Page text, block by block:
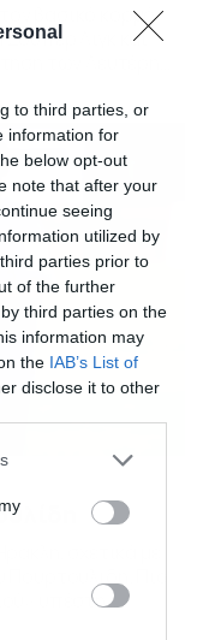
to third parties, or
information for
below opt-out
note that after your
seeing
utilized by
parties prior to
of the further
third parties on the
information may
the IAB’s List of
disclose it to other
or more Google
You may click to
party tags to
in below Google
βασικό κορμό
Λιγκ και
των Λευτέρη
του
ανανέωσης στους
να κλείσουν […]
σχετικά με
Πουρτουλίδη. Πιο
υπέστη
του